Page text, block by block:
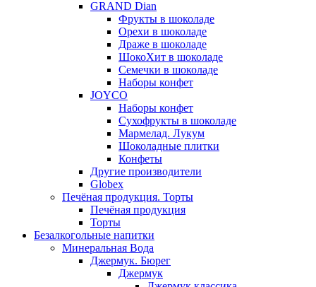
GRAND Dian
Фрукты в шоколаде
Орехи в шоколаде
Драже в шоколаде
ШокоХит в шоколаде
Семечки в шоколаде
Наборы конфет
JOYCO
Наборы конфет
Сухофрукты в шоколаде
Мармелад. Лукум
Шоколадные плитки
Конфеты
Другие производители
Globex
Печёная продукция. Торты
Печёная продукция
Торты
Безалкогольные напитки
Минеральная Вода
Джермук. Бюрег
Джермук